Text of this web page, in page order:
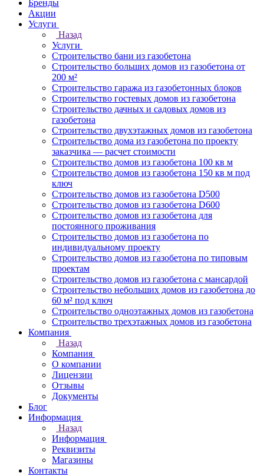
Бренды
Акции
Услуги
Назад
Услуги
Строительство бани из газобетона
Строительство больших домов из газобетона от
200 м²
Строительство гаража из газобетонных блоков
Строительство гостевых домов из газобетона
Строительство дачных и садовых домов из
газобетона
Строительство двухэтажных домов из газобетона
Строительство дома из газобетона по проекту
заказчика — расчет стоимости
Строительство домов из газобетона 100 кв м
Строительство домов из газобетона 150 кв м под
ключ
Строительство домов из газобетона D500
Строительство домов из газобетона D600
Строительство домов из газобетона для
постоянного проживания
Строительство домов из газобетона по
индивидуальному проекту
Строительство домов из газобетона по типовым
проектам
Строительство домов из газобетона с мансардой
Строительство небольших домов из газобетона до
60 м² под ключ
Строительство одноэтажных домов из газобетона
Строительство трехэтажных домов из газобетона
Компания
Назад
Компания
О компании
Лицензии
Отзывы
Документы
Блог
Информация
Назад
Информация
Реквизиты
Магазины
Контакты